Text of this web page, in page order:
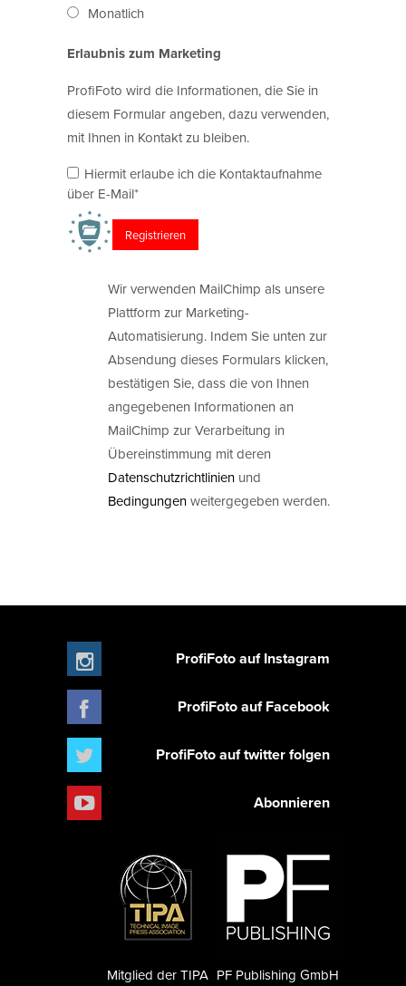
Monatlich
Erlaubnis zum Marketing
ProfiFoto wird die Informationen, die Sie in
diesem Formular angeben, dazu verwenden,
mit Ihnen in Kontakt zu bleiben.
Hiermit erlaube ich die Kontaktaufnahme
über E-Mail*
Wir verwenden MailChimp als unsere
Plattform zur Marketing-
Automatisierung. Indem Sie unten zur
Absendung dieses Formulars klicken,
bestätigen Sie, dass die von Ihnen
angegebenen Informationen an
MailChimp zur Verarbeitung in
Übereinstimmung mit deren
Datenschutzrichtlinien und
Bedingungenweitergegeben werden.
ProfiFoto auf Instagram
ProfiFoto auf Facebook
ProfiFoto auf twitter folgen
Abonnieren
PF Publishing GmbH
Mitglied der TIPA